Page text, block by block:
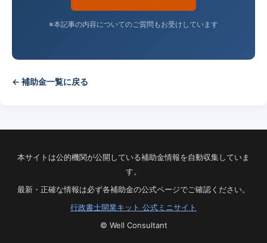
※本記事の内容についてのご質問もお受けしています
← 補助金一覧に戻る
本サイトは公的機関が公開している補助金情報を自動収集していま
す。
最新・正確な情報は必ず各補助金の公式ページでご確認ください。
行政書士開業キット 公式ミニサイト
© Well Consultant